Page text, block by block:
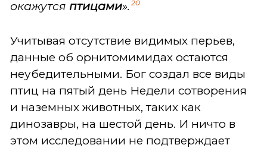
окажутся птицами». 20
Учитывая отсутствие видимых перьев,
данные об орнитомимидах остаются
неубедительными. Бог создал все виды
птиц на пятый день Недели сотворения
и наземных животных, таких как
динозавры, на шестой день. И ничто в
этом исследовании не подтверждает